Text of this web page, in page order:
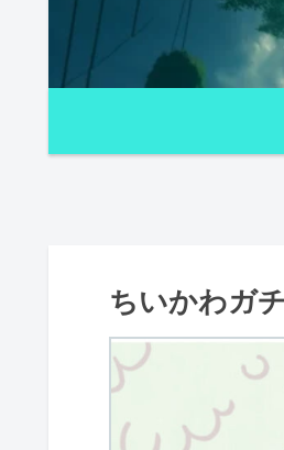
ちいかわガ